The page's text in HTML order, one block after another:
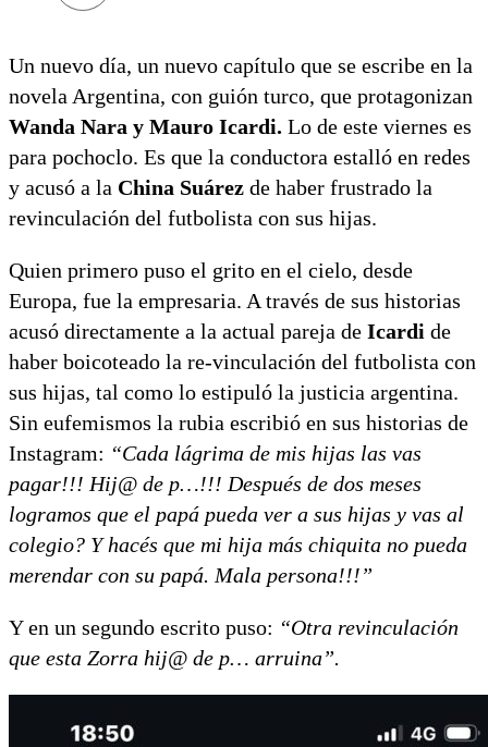
Un nuevo día, un nuevo capítulo que se escribe en la
novela Argentina, con guión turco, que protagonizan
Wanda Nara y Mauro Icardi. Lo de este viernes es
para pochoclo. Es que la conductora estalló en redes
y acusó a la China Suárez de haber frustrado la
revinculación del futbolista con sus hijas.
Quien primero puso el grito en el cielo, desde
Europa, fue la empresaria. A través de sus historias
acusó directamente a la actual pareja de Icardi de
haber boicoteado la re-vinculación del futbolista con
sus hijas, tal como lo estipuló la justicia argentina.
Sin eufemismos la rubia escribió en sus historias de
Instagram: “Cada lágrima de mis hijas las vas
pagar!!! Hij@ de p…!!! Después de dos meses
logramos que el papá pueda ver a sus hijas y vas al
colegio? Y hacés que mi hija más chiquita no pueda
merendar con su papá. Mala persona!!!”
Y en un segundo escrito puso: “Otra revinculación
que esta Zorra hij@ de p… arruina”.